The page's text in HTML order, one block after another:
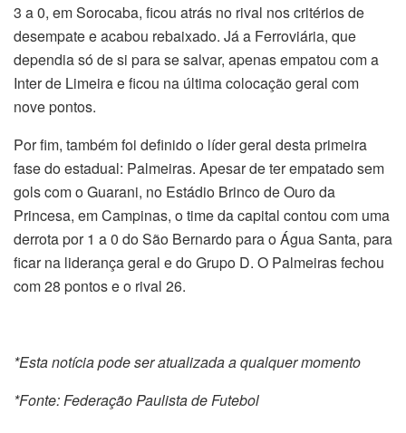
3 a 0, em Sorocaba, ficou atrás no rival nos critérios de
desempate e acabou rebaixado. Já a Ferroviária, que
dependia só de si para se salvar, apenas empatou com a
Inter de Limeira e ficou na última colocação geral com
nove pontos.
Por fim, também foi definido o líder geral desta primeira
fase do estadual: Palmeiras. Apesar de ter empatado sem
gols com o Guarani, no Estádio Brinco de Ouro da
Princesa, em Campinas, o time da capital contou com uma
derrota por 1 a 0 do São Bernardo para o Água Santa, para
ficar na liderança geral e do Grupo D. O Palmeiras fechou
com 28 pontos e o rival 26.
*Esta notícia pode ser atualizada a qualquer momento
*Fonte: Federação Paulista de Futebol